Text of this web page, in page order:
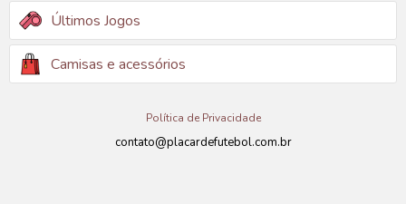
Últimos Jogos
Camisas e acessórios
Política de Privacidade
contato@placardefutebol.com.br